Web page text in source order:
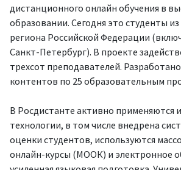
дистанционного онлайн обучения в
образовании. Сегодня это студенты
региона Российской Федерации
Санкт-Петербург). В проекте
трехсот преподавателей.
контентов по 25 образовательным
В Росдистанте активно
технологии, в том числе внедрена
оценки студентов, используются
онлайн-курсы (МООК) и электронное